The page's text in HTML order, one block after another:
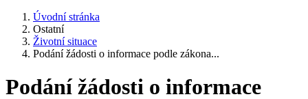
Úvodní stránka
Ostatní
Životní situace
Podání žádosti o informace podle zákona...
Podání žádosti o informace